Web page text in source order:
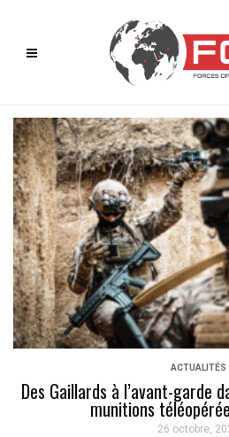
ACTUALITÉS
Des Gaillards à l’avant-garde
munitions
26 octobre,